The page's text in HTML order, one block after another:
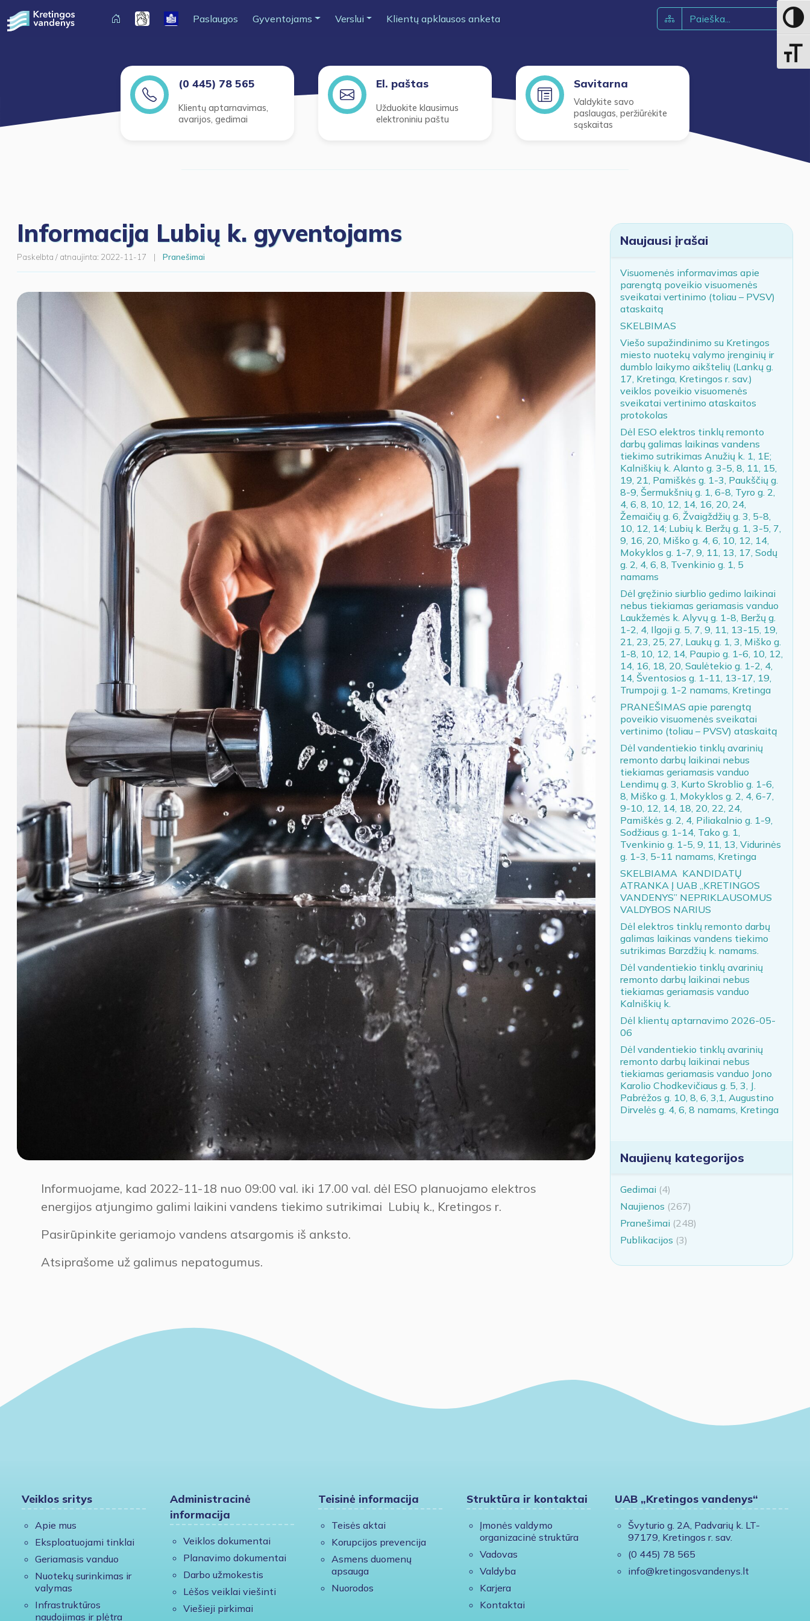
Paslaugos Gyventojams Verslui Klientų apklausos anketa
(0 445) 78 565
Klientų aptarnavimas,
avarijos, gedimai
El. paštas
Užduokite klausimus
elektroniniu paštu
Savitarna
Valdykite savo
paslaugas, peržiūrėkite
sąskaitas
Informacija Lubių k. gyventojams
Paskelbta / atnaujinta: 2022-11-17 | Pranešimai
Informuojame, kad 2022-11-18 nuo 09:00 val. iki 17.00 val. dėl ESO planuojamo elektros
energijos atjungimo galimi laikini vandens tiekimo sutrikimai Lubių k., Kretingos r.
Pasirūpinkite geriamojo vandens atsargomis iš anksto.
Atsiprašome už galimus nepatogumus.
Naujausi įrašai
Visuomenės informavimas apie
parengtą poveikio visuomenės
sveikatai vertinimo (toliau – PVSV)
ataskaitą
SKELBIMAS
Viešo supažindinimo su Kretingos
miesto nuotekų valymo įrenginių ir
dumblo laikymo aikštelių (Lankų g.
17, Kretinga, Kretingos r. sav.)
veiklos poveikio visuomenės
sveikatai vertinimo ataskaitos
protokolas
Dėl ESO elektros tinklų remonto
darbų galimas laikinas vandens
tiekimo sutrikimas Anužių k. 1, 1E;
Kalniškių k. Alanto g. 3-5, 8, 11, 15,
19, 21, Pamiškės g. 1-3, Paukščių g.
8-9, Šermukšnių g. 1, 6-8, Tyro g. 2,
4, 6, 8, 10, 12, 14, 16, 20, 24,
Žemaičių g. 6, Žvaigždžių g. 3, 5-8,
10, 12, 14; Lubių k. Beržų g. 1, 3-5, 7,
9, 16, 20, Miško g. 4, 6, 10, 12, 14,
Mokyklos g. 1-7, 9, 11, 13, 17, Sodų
g. 2, 4, 6, 8, Tvenkinio g. 1, 5
namams
Dėl gręžinio siurblio gedimo laikinai
nebus tiekiamas geriamasis vanduo
Laukžemės k. Alyvų g. 1-8, Beržų g.
1-2, 4, Ilgoji g. 5, 7, 9, 11, 13-15, 19,
21, 23, 25, 27, Laukų g. 1, 3, Miško g.
1-8, 10, 12, 14, Paupio g. 1-6, 10, 12,
14, 16, 18, 20, Saulėtekio g. 1-2, 4,
14, Šventosios g. 1-11, 13-17, 19,
Trumpoji g. 1-2 namams, Kretinga
PRANEŠIMAS apie parengtą
poveikio visuomenės sveikatai
vertinimo (toliau – PVSV) ataskaitą
Dėl vandentiekio tinklų avarinių
remonto darbų laikinai nebus
tiekiamas geriamasis vanduo
Lendimų g. 3, Kurto Skroblio g. 1-6,
8, Miško g. 1, Mokyklos g. 2, 4, 6-7,
9-10, 12, 14, 18, 20, 22, 24,
Pamiškės g. 2, 4, Piliakalnio g. 1-9,
Sodžiaus g. 1-14, Tako g. 1,
Tvenkinio g. 1-5, 9, 11, 13, Vidurinės
g. 1-3, 5-11 namams, Kretinga
SKELBIAMA KANDIDATŲ
ATRANKA Į UAB „KRETINGOS
VANDENYS” NEPRIKLAUSOMUS
VALDYBOS NARIUS
Dėl elektros tinklų remonto darbų
galimas laikinas vandens tiekimo
sutrikimas Barzdžių k. namams.
Dėl vandentiekio tinklų avarinių
remonto darbų laikinai nebus
tiekiamas geriamasis vanduo
Kalniškių k.
Dėl klientų aptarnavimo 2026-05-
06
Dėl vandentiekio tinklų avarinių
remonto darbų laikinai nebus
tiekiamas geriamasis vanduo Jono
Karolio Chodkevičiaus g. 5, 3, J.
Pabrėžos g. 10, 8, 6, 3,1, Augustino
Dirvelės g. 4, 6, 8 namams, Kretinga
Naujienų kategorijos
Gedimai (4)
Naujienos (267)
Pranešimai (248)
Publikacijos (3)
Veiklos sritys
Apie mus
Eksploatuojami tinklai
Geriamasis vanduo
Nuotekų surinkimas ir
valymas
Infrastruktūros
naudojimas ir plėtra
Administracinė
informacija
Veiklos dokumentai
Planavimo dokumentai
Darbo užmokestis
Lėšos veiklai viešinti
Viešieji pirkimai
Teisinė informacija
Teisės aktai
Korupcijos prevencija
Asmens duomenų
apsauga
Nuorodos
Struktūra ir kontaktai
Įmonės valdymo
organizacinė struktūra
Vadovas
Valdyba
Karjera
Kontaktai
UAB „Kretingos vandenys“
Švyturio g. 2A, Padvarių k. LT-
97179, Kretingos r. sav.
(0 445) 78 565
info@kretingosvandenys.lt